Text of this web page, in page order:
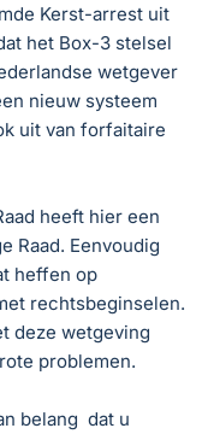
Kerst-arrest uit
het Box-3 stelsel
wetgever
nieuw systeem
uit van forfaitaire
heeft hier een
Raad. Eenvoudig
heffen op
rechtsbeginselen.
deze wetgeving
problemen.
belang dat u